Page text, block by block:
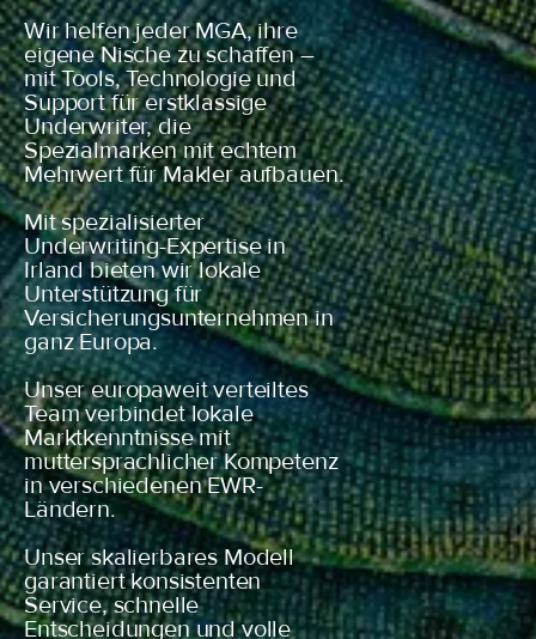
Wir helfen jeder MGA, ihre
eigene Nische zu schaffen –
mit Tools, Technologie und
Support für erstklassige
Underwriter, die
Spezialmarken mit echtem
Mehrwert für Makler aufbauen.
Mit spezialisierter
Underwriting-Expertise in
Irland bieten wir lokale
Unterstützung für
Versicherungsunternehmen in
ganz Europa.
Unser europaweit verteiltes
Team verbindet lokale
Marktkenntnisse mit
muttersprachlicher Kompetenz
in verschiedenen EWR-
Ländern.
Unser skalierbares Modell
garantiert konsistenten
Service, schnelle
Entscheidungen und volle